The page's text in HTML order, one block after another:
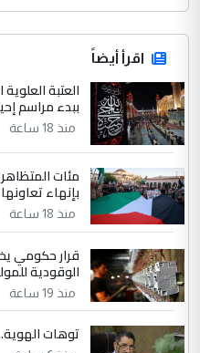
اقرأ أيضاً
العتبة
ببدء مراسم
منذ 18 ساعة
مئات
بإنهاء
منذ 18 ساعة
قرار حكومي
الوقودية
منذ 19 ساعة
توهات